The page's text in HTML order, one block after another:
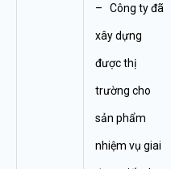
– Công ty đã
xây dựng
được thị
trường cho
sản phẩm
nhiệm vụ giai